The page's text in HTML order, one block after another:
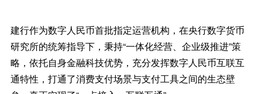
建行作为数字人民币首批指定运营机构，在央行数字货币
研究所的统筹指导下，秉持“一体化经营、企业级推进”策
略，依托自身金融科技优势，充分发挥数字人民币互联互
通特性，打通了消费支付场景与支付工具之间的生态壁